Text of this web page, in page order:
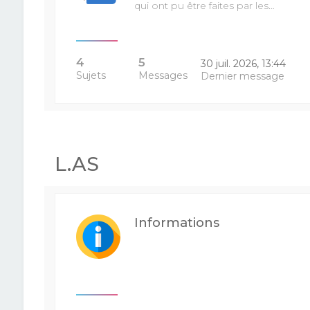
qui ont pu être faites par les…
4
Sujets
5
Messages
30 juil. 2026, 13:44
Dernier message
L.AS
Informations